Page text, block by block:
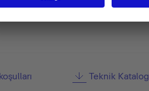
Teknik Katalog